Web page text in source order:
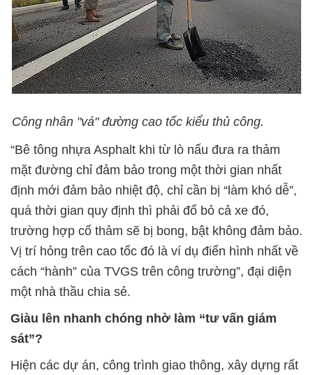
Công nhân "vá" đường cao tốc kiểu thủ công.
“Bê tông nhựa Asphalt khi từ lò nấu đưa ra thảm
mặt đường chỉ đảm bảo trong một thời gian nhất
định mới đảm bảo nhiệt độ, chỉ cần bị “làm khó dễ”,
quá thời gian quy định thì phải đổ bỏ cả xe đó,
trường hợp cố thảm sẽ bị bong, bật không đảm bảo.
Vị trí hỏng trên cao tốc đó là ví dụ điển hình nhất về
cách “hành” của TVGS trên công trường”, đại diện
một nhà thầu chia sẻ.
Giàu lên nhanh chóng nhờ làm “tư vấn giám
sát”?
Hiện các dự án, công trình giao thông, xây dựng rất